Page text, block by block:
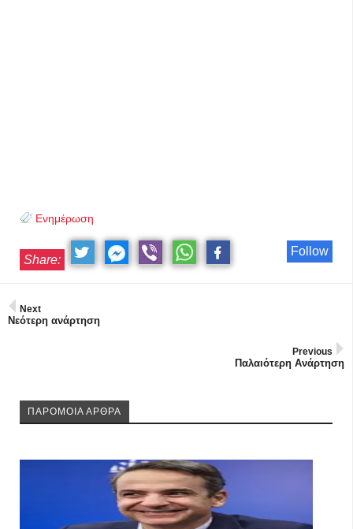
Ενημέρωση
Follow
Share:
Next
Νεότερη ανάρτηση
Previous
Παλαιότερη Ανάρτηση
ΠΑΡΟΜΟΙΑ ΑΡΘΡΑ